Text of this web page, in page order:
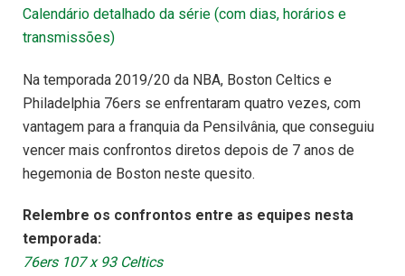
Calendário detalhado da série (com dias, horários e
transmissões)
Na temporada 2019/20 da NBA, Boston Celtics e
Philadelphia 76ers se enfrentaram quatro vezes, com
vantagem para a franquia da Pensilvânia, que conseguiu
vencer mais confrontos diretos depois de 7 anos de
hegemonia de Boston neste quesito.
Relembre os confrontos entre as equipes nesta
temporada:
76ers 107 x 93 Celtics